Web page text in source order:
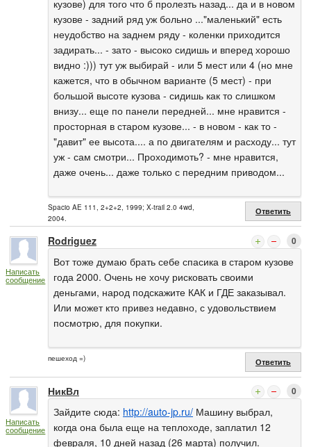
кузове) для того что б пролезть назад... да и в новом
кузове - задний ряд уж больно ..."маленький" есть
неудобство на заднем ряду - коленки приходится
задирать... - зато - высоко сидишь и вперед хорошо
видно :))) тут уж выбирай - или 5 мест или 4 (но мне
кажется, что в обычном варианте (5 мест) - при
большой высоте кузова - сидишь как то слишком
внизу... еще по панели передней... мне нравится -
просторная в старом кузове... - в новом - как то -
"давит" ее высота.... а по двигателям и расходу... тут
уж - сам смотри... Проходимоть? - мне нравится,
даже очень... даже только с передним приводом...
Spacio AE 111, 2+2+2, 1999; X-trail 2.0 4wd,
2004.
Ответить
Написать
сообщение
Rodriguez 0
Вот тоже думаю брать себе спасика в старом кузове
года 2000. Очень не хочу рисковать своими
деньгами, народ подскажите КАК и ГДЕ заказывал.
Или может кто привез недавно, с удовольствием
посмотрю, для покупки.
пешеход =) Ответить
Написать
сообщение
НикВл 0
Зайдите сюда: http://auto-jp.ru/ Машину выбрал,
когда она была еще на теплоходе, заплатил 12
февраля, 10 дней назад (26 марта) получил.